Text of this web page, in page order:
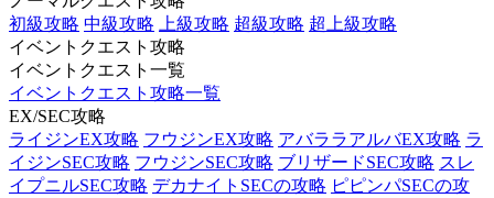
初級攻略 中級攻略 上級攻略 超級攻略 超上級攻略
イベントクエスト攻略
イベントクエスト一覧
イベントクエスト攻略一覧
EX/SEC攻略
ライジンEX攻略 フウジンEX攻略 アバララアルバEX攻略 ラ
イジンSEC攻略 フウジンSEC攻略 ブリザードSEC攻略 スレ
イプニルSEC攻略 デカナイトSECの攻略 ピピンパSECの攻